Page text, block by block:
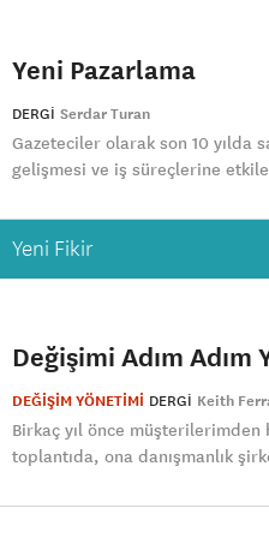
Yeni Pazarlama
DERGI Serdar Turan
Gazeteciler olarak son 10 yılda
gelişmesi ve iş süreçlerine
Yeni Fikir
Değişimi Adım Adım
DEĞİŞİM YÖNETİMİ DERGI Keith
Birkaç yıl önce müşterilerimden
toplantıda, ona danışmanlık